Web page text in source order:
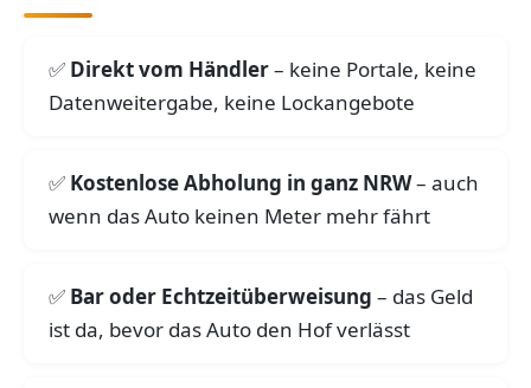
Direkt vom Händler– keine Portale, keine
Datenweitergabe, keine Lockangebote
Kostenlose Abholung in ganz NRW– auch
wenn das Auto keinen Meter mehr fährt
Bar oder Echtzeitüberweisung – das Geld
ist da, bevor das Auto den Hof verlässt